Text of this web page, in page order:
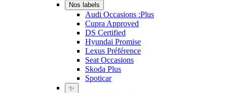
Nos labels
Audi Occasions :Plus
Cupra Approved
DS Certified
Hyundai Promise
Lexus Préférence
Seat Occasions
Skoda Plus
Spoticar
✨